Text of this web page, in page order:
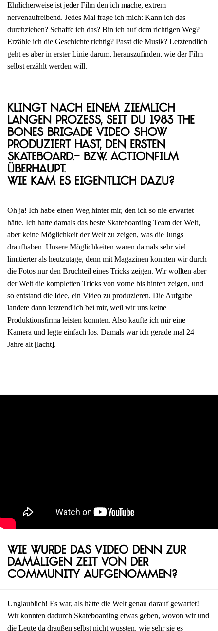
Ehrlicherweise ist jeder Film den ich mache, extrem
nervenaufreibend. Jedes Mal frage ich mich: Kann ich das
durchziehen? Schaffe ich das? Bin ich auf dem richtigen Weg?
Erzähle ich die Geschichte richtig? Passt die Musik? Letztendlich
geht es aber in erster Linie darum, herauszufinden, wie der Film
selbst erzählt werden will.
Klingt nach einem ziemlich
langen Prozess, seit du 1983 The
Bones Brigade Video Show
produziert hast, den ersten
Skateboard.- bzw. Actionfilm
überhaupt.
Wie kam es eigentlich dazu?
Oh ja! Ich habe einen Weg hinter mir, den ich so nie erwartet
hätte. Ich hatte damals das beste Skateboarding Team der Welt,
aber keine Möglichkeit der Welt zu zeigen, was die Jungs
draufhaben. Unsere Möglichkeiten waren damals sehr viel
limitierter als heutzutage, denn mit Magazinen konnten wir durch
die Fotos nur den Bruchteil eines Tricks zeigen. Wir wollten aber
der Welt die kompletten Tricks von vorne bis hinten zeigen, und
so entstand die Idee, ein Video zu produzieren. Die Aufgabe
landete dann letztendlich bei mir, weil wir uns keine
Produktionsfirma leisten konnten. Also kaufte ich mir eine
Kamera und legte einfach los. Damals war ich gerade mal 24
Jahre alt [lacht].
Wie wurde das Video denn zur
damaligen Zeit von der
Community aufgenommen?
Unglaublich! Es war, als hätte die Welt genau darauf gewartet!
Wir konnten dadurch Skateboarding etwas geben, wovon wir und
die Leute da draußen selbst nicht wussten, wie sehr sie es